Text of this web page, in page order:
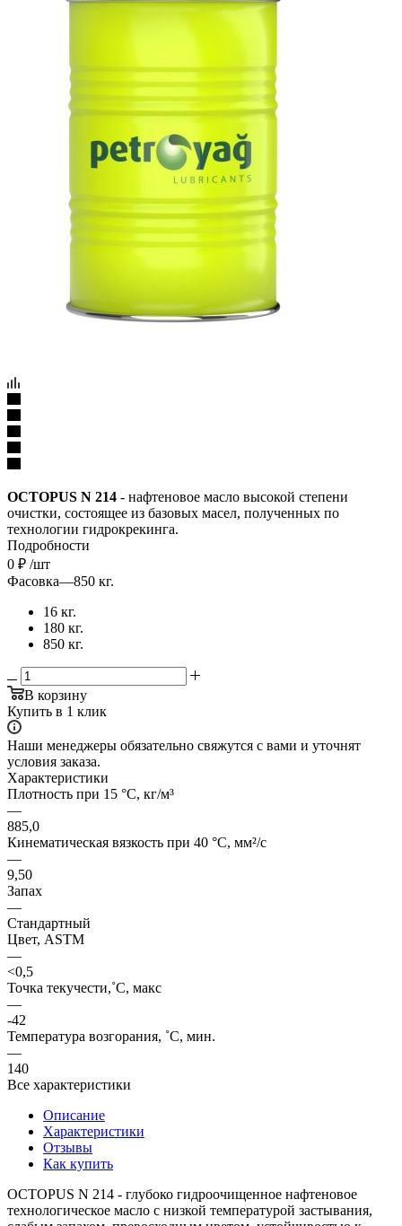
OCTOPUS N 214 - нафтеновое масло высокой степени
очистки, состоящее из базовых масел, полученных по
технологии гидрокрекинга.
Подробности
0 ₽ /шт
Фасовка—850 кг.
16 кг.
180 кг.
850 кг.
В корзину
Купить в 1 клик
Наши менеджеры обязательно свяжутся с вами и уточнят
условия заказа.
Характеристики
Плотность при 15 °C, кг/м³
—
885,0
Кинематическая вязкость при 40 °C, мм²/с
—
9,50
Запах
—
Стандартный
Цвет, ASTM
—
<0,5
Точка текучести,˚C, макс
—
-42
Температура возгорания, ˚C, мин.
—
140
Все характеристики
Описание
Характеристики
Отзывы
Как купить
OCTOPUS N 214 - глубоко гидроочищенное нафтеновое
технологическое масло с низкой температурой застывания,